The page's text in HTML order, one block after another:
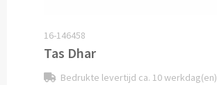
Mutsen bedrukken
16-146458
Tas Dhar
Bedrukte levertijd ca. 10 werkdag(en)